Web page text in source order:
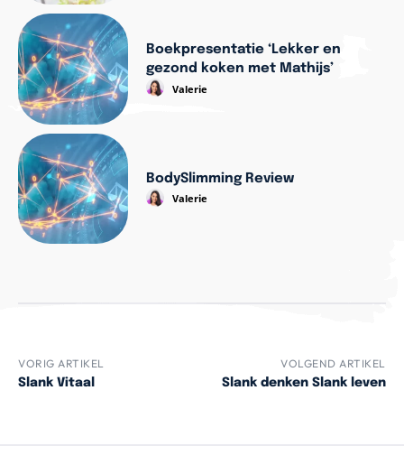
Boekpresentatie ‘Lekker en
gezond koken met Mathijs’
Valerie
BodySlimming Review
Valerie
VORIG ARTIKEL
Slank Vitaal
VOLGEND ARTIKEL
Slank denken Slank leven